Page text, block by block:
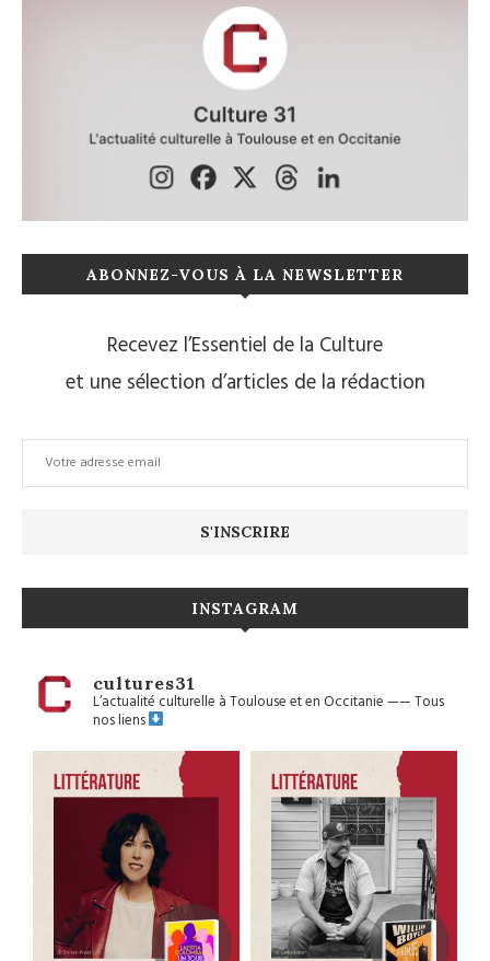
ABONNEZ-VOUS À LA NEWSLETTER
Recevez l’Essentiel de la Culture
et une sélection d’articles de la rédaction
INSTAGRAM
cultures31
L’actualité culturelle à Toulouse et en Occitanie——Tous
nos liens